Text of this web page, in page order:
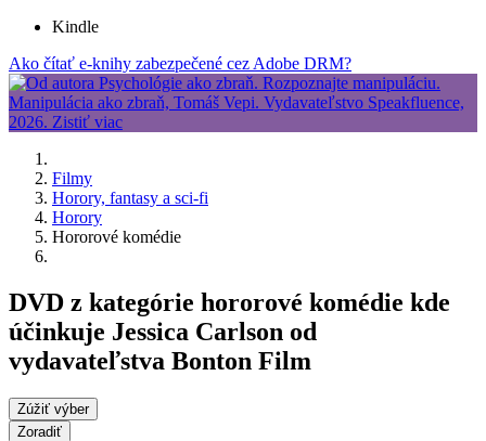
Kindle
Ako čítať e-knihy zabezpečené cez Adobe DRM?
Filmy
Horory, fantasy a sci-fi
Horory
Hororové komédie
DVD z kategórie hororové komédie kde
účinkuje Jessica Carlson od
vydavateľstva Bonton Film
Zúžiť výber
Zoradiť